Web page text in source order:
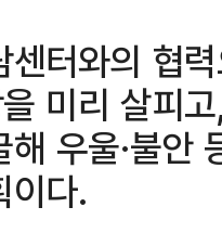
터와의 협
미리 살피
우울·불안
이다.